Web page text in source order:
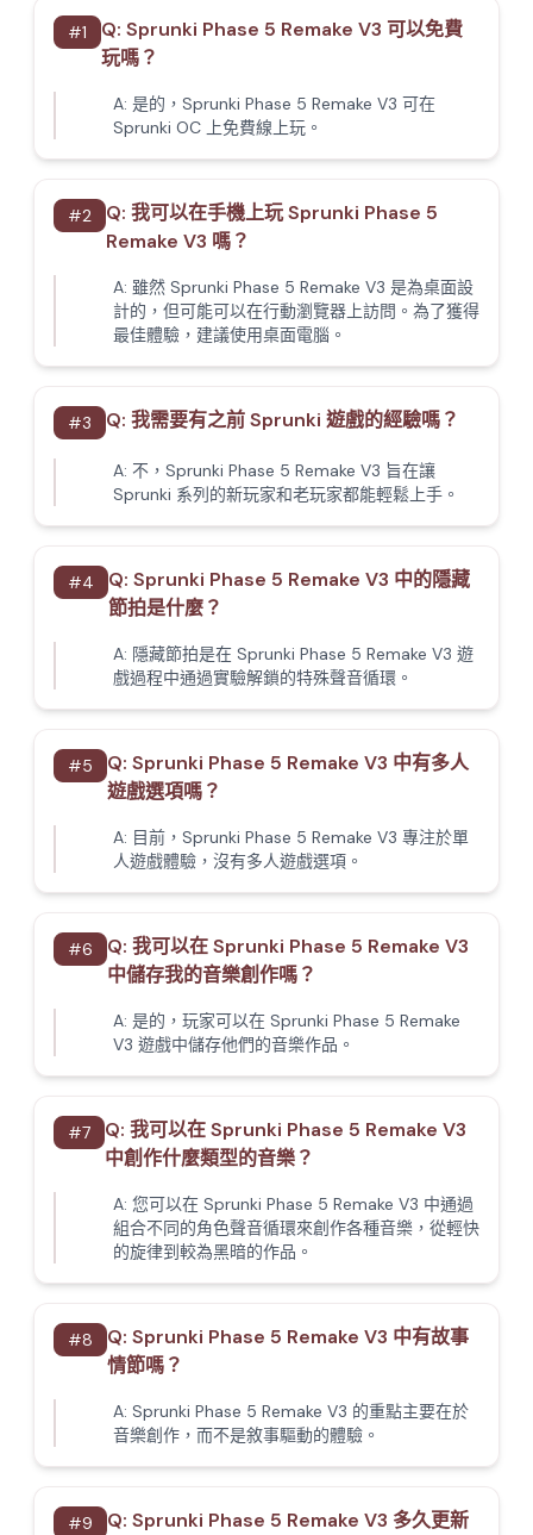
#1 Q: Sprunki Phase 5 Remake V3 可以免費
玩嗎？
A: 是的，Sprunki Phase 5 Remake V3 可在
Sprunki OC 上免費線上玩。
#2 Q: 我可以在手機上玩 Sprunki Phase 5
Remake V3 嗎？
A: 雖然 Sprunki Phase 5 Remake V3 是為桌面設
計的，但可能可以在行動瀏覽器上訪問。為了獲得
最佳體驗，建議使用桌面電腦。
#3 Q: 我需要有之前 Sprunki 遊戲的經驗嗎？
A: 不，Sprunki Phase 5 Remake V3 旨在讓
Sprunki 系列的新玩家和老玩家都能輕鬆上手。
#4 Q: Sprunki Phase 5 Remake V3 中的隱藏
節拍是什麼？
A: 隱藏節拍是在 Sprunki Phase 5 Remake V3 遊
戲過程中通過實驗解鎖的特殊聲音循環。
#5 Q: Sprunki Phase 5 Remake V3 中有多人
遊戲選項嗎？
A: 目前，Sprunki Phase 5 Remake V3 專注於單
人遊戲體驗，沒有多人遊戲選項。
#6 Q: 我可以在 Sprunki Phase 5 Remake V3
中儲存我的音樂創作嗎？
A: 是的，玩家可以在 Sprunki Phase 5 Remake
V3 遊戲中儲存他們的音樂作品。
#7 Q: 我可以在 Sprunki Phase 5 Remake V3
中創作什麼類型的音樂？
A: 您可以在 Sprunki Phase 5 Remake V3 中通過
組合不同的角色聲音循環來創作各種音樂，從輕快
的旋律到較為黑暗的作品。
#8 Q: Sprunki Phase 5 Remake V3 中有故事
情節嗎？
A: Sprunki Phase 5 Remake V3 的重點主要在於
音樂創作，而不是敘事驅動的體驗。
#9 Q: Sprunki Phase 5 Remake V3 多久更新